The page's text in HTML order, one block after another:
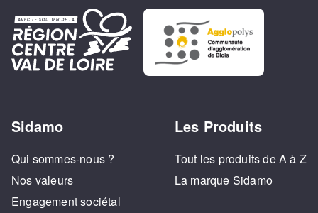
Sidamo
Qui sommes-nous ?
Nos valeurs
Engagement sociétal
Les Produits
Tout les produits de A à Z
La marque Sidamo